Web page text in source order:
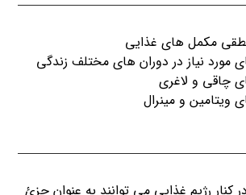
مکمل های غذایی
مورد نیاز در دوران های مختلف زندگی
چاقی و لاغری
ویتامین و مینرال
رژیم غذایی می توانند به عنوان جزئ